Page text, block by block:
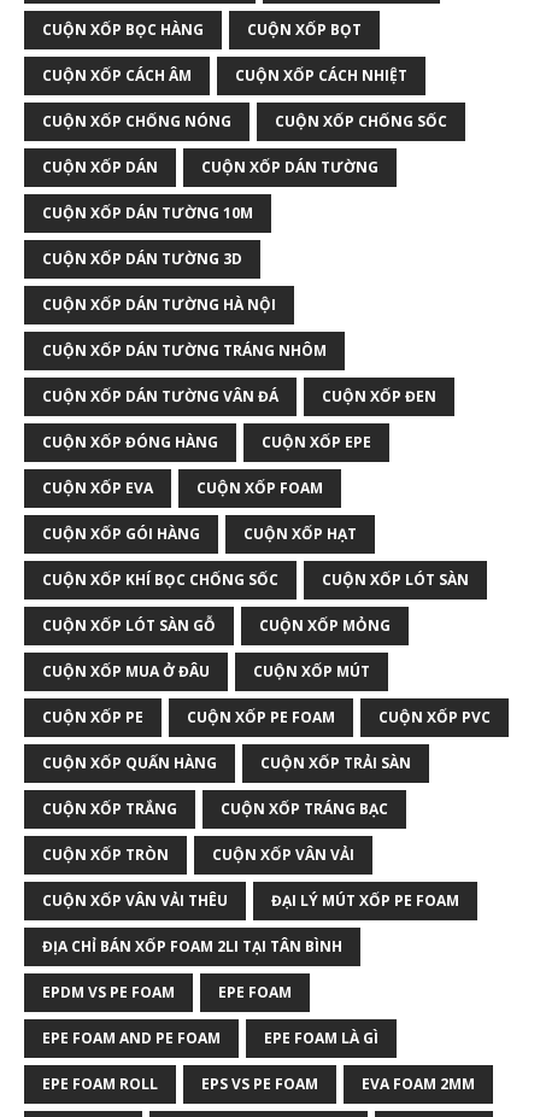
CUỘN XỐP BỌC HÀNG CUỘN XỐP BỌT
CUỘN XỐP CÁCH ÂM CUỘN XỐP CÁCH NHIỆT
CUỘN XỐP CHỐNG NÓNG CUỘN XỐP CHỐNG SỐC
CUỘN XỐP DÁN CUỘN XỐP DÁN TƯỜNG
CUỘN XỐP DÁN TƯỜNG 10M
CUỘN XỐP DÁN TƯỜNG 3D
CUỘN XỐP DÁN TƯỜNG HÀ NỘI
CUỘN XỐP DÁN TƯỜNG TRÁNG NHÔM
CUỘN XỐP DÁN TƯỜNG VÂN ĐÁ CUỘN XỐP ĐEN
CUỘN XỐP ĐÓNG HÀNG CUỘN XỐP EPE
CUỘN XỐP EVA CUỘN XỐP FOAM
CUỘN XỐP GÓI HÀNG CUỘN XỐP HẠT
CUỘN XỐP KHÍ BỌC CHỐNG SỐC CUỘN XỐP LÓT SÀN
CUỘN XỐP LÓT SÀN GỖ CUỘN XỐP MỎNG
CUỘN XỐP MUA Ở ĐÂU CUỘN XỐP MÚT
CUỘN XỐP PE CUỘN XỐP PE FOAM CUỘN XỐP PVC
CUỘN XỐP QUẤN HÀNG CUỘN XỐP TRẢI SÀN
CUỘN XỐP TRẮNG CUỘN XỐP TRÁNG BẠC
CUỘN XỐP TRÒN CUỘN XỐP VÂN VẢI
CUỘN XỐP VÂN VẢI THÊU ĐẠI LÝ MÚT XỐP PE FOAM
ĐỊA CHỈ BÁN XỐP FOAM 2LI TẠI TÂN BÌNH
EPDM VS PE FOAM EPE FOAM
EPE FOAM AND PE FOAM EPE FOAM LÀ GÌ
EPE FOAM ROLL EPS VS PE FOAM EVA FOAM 2MM